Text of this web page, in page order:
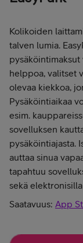
Kolikoiden
talven lumia.
pysäköintimaksut
helppoa, valitset
olevaa kiekkoa,
Pysäköintiaikaa
esim.
sovelluksen
pysäköintiajasta.
auttaa sinua
tapahtuu
sekä
Saatavuus: App